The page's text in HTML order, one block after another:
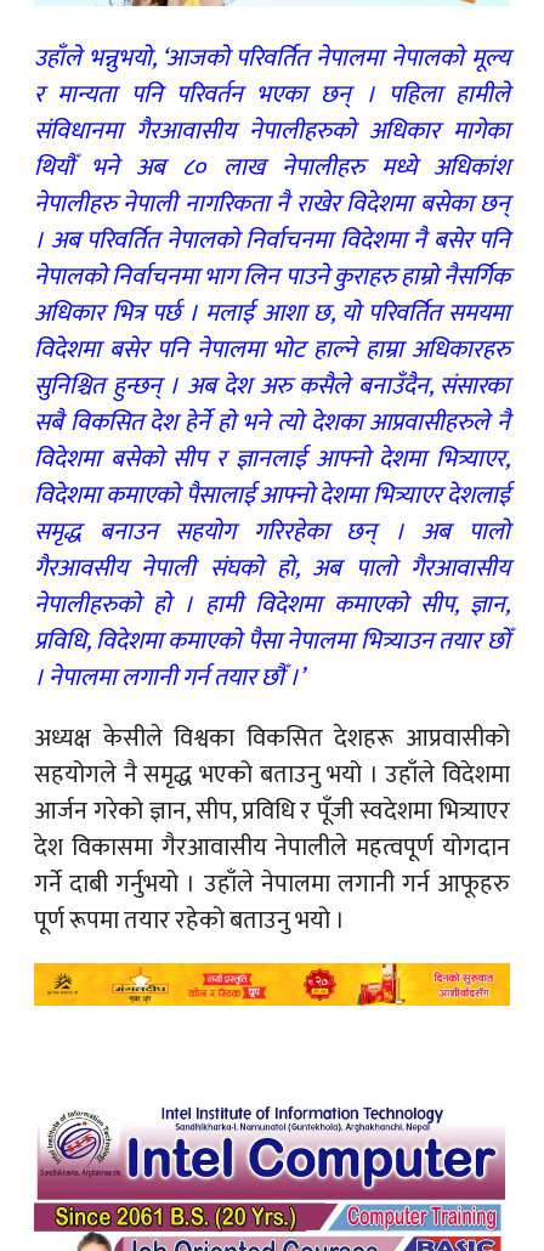
उहाँले भन्नुभयो, ‘आजको परिवर्तित नेपालमा नेपालको मूल्य
र मान्यता पनि परिवर्तन भएका छन् । पहिला हामीले
संविधानमा गैरआवासीय नेपालीहरुको अधिकार मागेका
थियौँ भने अब ८० लाख नेपालीहरु मध्ये अधिकांश
नेपालीहरु नेपाली नागरिकता नै राखेर विदेशमा बसेका छन्
। अब परिवर्तित नेपालको निर्वाचनमा विदेशमा नै बसेर पनि
नेपालको निर्वाचनमा भाग लिन पाउने कुराहरु हाम्रो नैसर्गिक
अधिकार भित्र पर्छ । मलाई आशा छ, यो परिवर्तित समयमा
विदेशमा बसेर पनि नेपालमा भोट हाल्ने हाम्रा अधिकारहरु
सुनिश्चित हुन्छन् । अब देश अरु कसैले बनाउँदैन, संसारका
सबै विकसित देश हेर्ने हो भने त्यो देशका आप्रवासीहरुले नै
विदेशमा बसेको सीप र ज्ञानलाई आफ्नो देशमा भित्र्याएर,
विदेशमा कमाएको पैसालाई आफ्नो देशमा भित्र्याएर देशलाई
समृद्ध बनाउन सहयोग गरिरहेका छन् । अब पालो
गैरआवसीय नेपाली संघको हो, अब पालो गैरआवासीय
नेपालीहरुको हो । हामी विदेशमा कमाएको सीप, ज्ञान,
प्रविधि, विदेशमा कमाएको पैसा नेपालमा भित्र्याउन तयार छोँ
। नेपालमा लगानी गर्न तयार छौँ ।’
अध्यक्ष केसीले विश्वका विकसित देशहरू आप्रवासीको
सहयोगले नै समृद्ध भएको बताउनु भयो । उहाँले विदेशमा
आर्जन गरेको ज्ञान, सीप, प्रविधि र पूँजी स्वदेशमा भित्र्याएर
देश विकासमा गैरआवासीय नेपालीले महत्वपूर्ण योगदान
गर्ने दाबी गर्नुभयो । उहाँले नेपालमा लगानी गर्न आफूहरु
पूर्ण रूपमा तयार रहेको बताउनु भयो ।